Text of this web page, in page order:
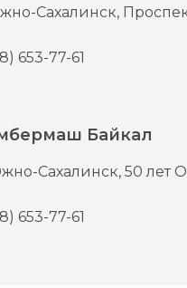
Сахалинск,
653-77-61
Байкал
Сахалинск,50 лет
653-77-61